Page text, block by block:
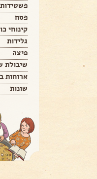
פשטידות
פסח
קינוחי
גלידות
פיצה
שיבולת
ארוחות
שונות